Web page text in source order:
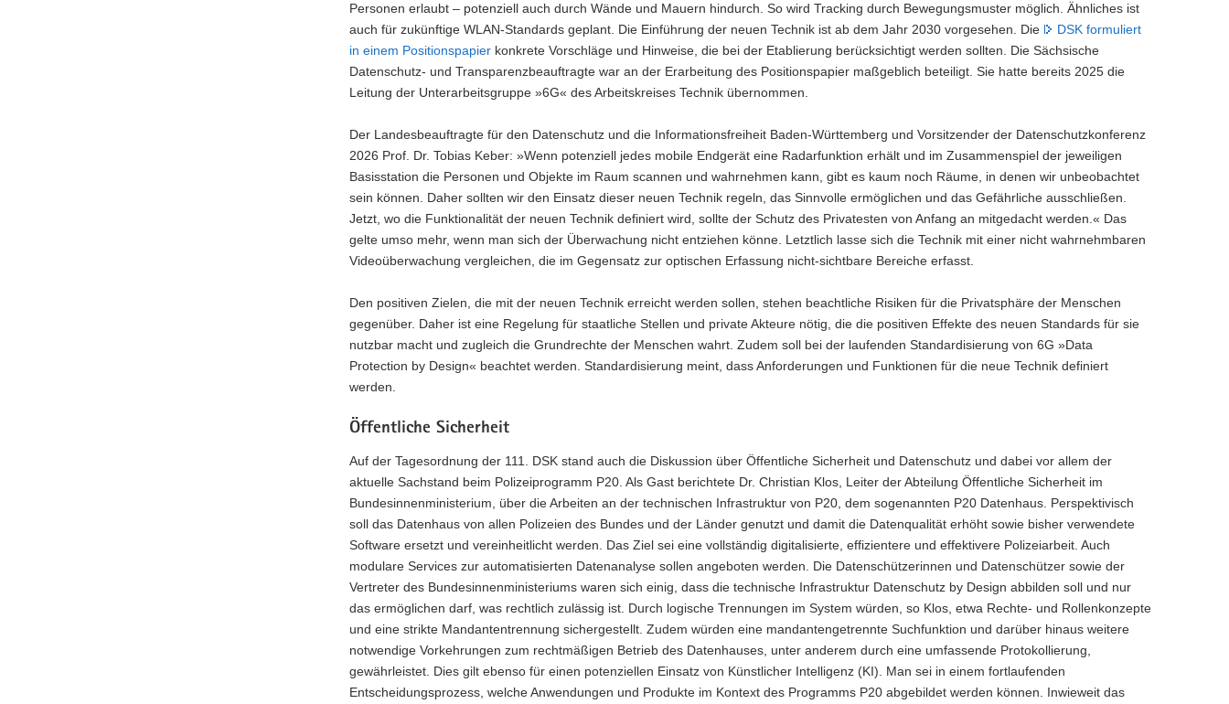
Personen erlaubt – potenziell auch durch Wände und Mauern hindurch. So wird Tracking durch Bewegungsmuster möglich. Ähnliches ist
auch für zukünftige WLAN-Standards geplant. Die Einführung der neuen Technik ist ab dem Jahr 2030 vorgesehen. Die
DSK formuliert
in einem Positionspapier konkrete Vorschläge und Hinweise, die bei der Etablierung berücksichtigt werden sollten. Die Sächsische
Datenschutz- und Transparenzbeauftragte war an der Erarbeitung des Positionspapier maßgeblich beteiligt. Sie hatte bereits 2025 die
Leitung der Unterarbeitsgruppe »6G« des Arbeitskreises Technik übernommen.
Der Landesbeauftragte für den Datenschutz und die Informationsfreiheit Baden-Württemberg und Vorsitzender der Datenschutzkonferenz
2026 Prof. Dr. Tobias Keber: »Wenn potenziell jedes mobile Endgerät eine Radarfunktion erhält und im Zusammenspiel der jeweiligen
Basisstation die Personen und Objekte im Raum scannen und wahrnehmen kann, gibt es kaum noch Räume, in denen wir unbeobachtet
sein können. Daher sollten wir den Einsatz dieser neuen Technik regeln, das Sinnvolle ermöglichen und das Gefährliche ausschließen.
Jetzt, wo die Funktionalität der neuen Technik definiert wird, sollte der Schutz des Privatesten von Anfang an mitgedacht werden.« Das
gelte umso mehr, wenn man sich der Überwachung nicht entziehen könne. Letztlich lasse sich die Technik mit einer nicht wahrnehmbaren
Videoüberwachung vergleichen, die im Gegensatz zur optischen Erfassung nicht-sichtbare Bereiche erfasst.
Den positiven Zielen, die mit der neuen Technik erreicht werden sollen, stehen beachtliche Risiken für die Privatsphäre der Menschen
gegenüber. Daher ist eine Regelung für staatliche Stellen und private Akteure nötig, die die positiven Effekte des neuen Standards für sie
nutzbar macht und zugleich die Grundrechte der Menschen wahrt. Zudem soll bei der laufenden Standardisierung von 6G »Data
Protection by Design« beachtet werden. Standardisierung meint, dass Anforderungen und Funktionen für die neue Technik definiert
werden.
Öffentliche Sicherheit
Auf der Tagesordnung der 111. DSK stand auch die Diskussion über Öffentliche Sicherheit und Datenschutz und dabei vor allem der
aktuelle Sachstand beim Polizeiprogramm P20. Als Gast berichtete Dr. Christian Klos, Leiter der Abteilung Öffentliche Sicherheit im
Bundesinnenministerium, über die Arbeiten an der technischen Infrastruktur von P20, dem sogenannten P20 Datenhaus. Perspektivisch
soll das Datenhaus von allen Polizeien des Bundes und der Länder genutzt und damit die Datenqualität erhöht sowie bisher verwendete
Software ersetzt und vereinheitlicht werden. Das Ziel sei eine vollständig digitalisierte, effizientere und effektivere Polizeiarbeit. Auch
modulare Services zur automatisierten Datenanalyse sollen angeboten werden. Die Datenschützerinnen und Datenschützer sowie der
Vertreter des Bundesinnenministeriums waren sich einig, dass die technische Infrastruktur Datenschutz by Design abbilden soll und nur
das ermöglichen darf, was rechtlich zulässig ist. Durch logische Trennungen im System würden, so Klos, etwa Rechte- und Rollenkonzepte
und eine strikte Mandantentrennung sichergestellt. Zudem würden eine mandantengetrennte Suchfunktion und darüber hinaus weitere
notwendige Vorkehrungen zum rechtmäßigen Betrieb des Datenhauses, unter anderem durch eine umfassende Protokollierung,
gewährleistet. Dies gilt ebenso für einen potenziellen Einsatz von Künstlicher Intelligenz (KI). Man sei in einem fortlaufenden
Entscheidungsprozess, welche Anwendungen und Produkte im Kontext des Programms P20 abgebildet werden können. Inwieweit das